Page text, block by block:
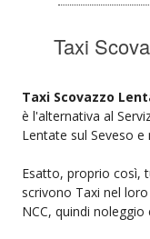
Taxi
Taxi Scovazzo
è l'alternativa al
Lentate sul Seveso
Esatto, proprio così,
scrivono Taxi nel
NCC, quindi